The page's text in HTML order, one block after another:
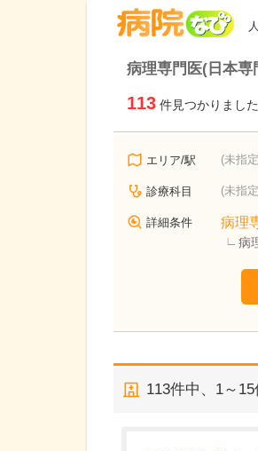
病理専門医(日本
113 件見つかりました
エリア/駅 (未指
診療科目 (未指
詳細条件 病理
病
113件中、 1～15